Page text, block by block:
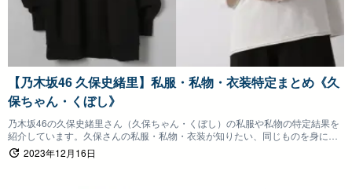
【乃木坂46 久保史緒里】私服・私物・衣装特定まとめ《久
保ちゃん・くぼし》
乃木坂46の久保史緒里さん（久保ちゃん・くぼし）の私服や私物の特定結果を
紹介しています。久保さんの私服・私物・衣装が知りたい、同じものを身につ
けたいファンの方は参考にしていただけると嬉しいです。
2023年12月16日